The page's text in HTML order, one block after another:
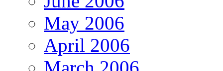
May 2006
April 2006